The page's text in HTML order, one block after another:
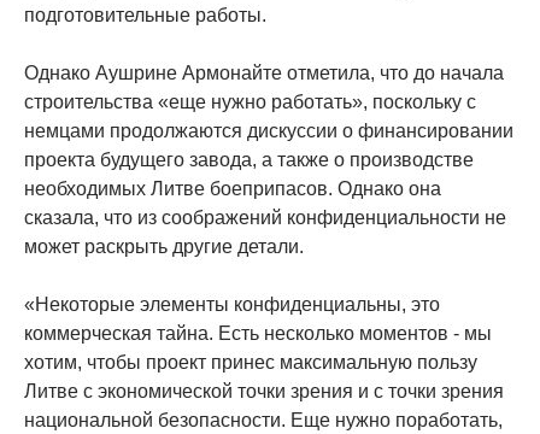
подготовительные работы.
Однако Аушрине Армонайте отметила, что до начала
строительства «еще нужно работать», поскольку с
немцами продолжаются дискуссии о финансировании
проекта будущего завода, а также о производстве
необходимых Литве боеприпасов. Однако она
сказала, что из соображений конфиденциальности не
может раскрыть другие детали.
«Некоторые элементы конфиденциальны, это
коммерческая тайна. Есть несколько моментов - мы
хотим, чтобы проект принес максимальную пользу
Литве с экономической точки зрения и с точки зрения
национальной безопасности. Еще нужно поработать,